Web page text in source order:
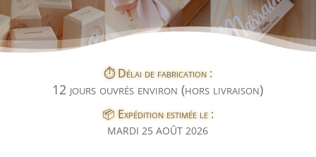
⏱️ Délai de fabrication :
12 jours ouvrés environ (hors livraison)
📦 Expédition estimée le :
MARDI 25 AOÛT 2026